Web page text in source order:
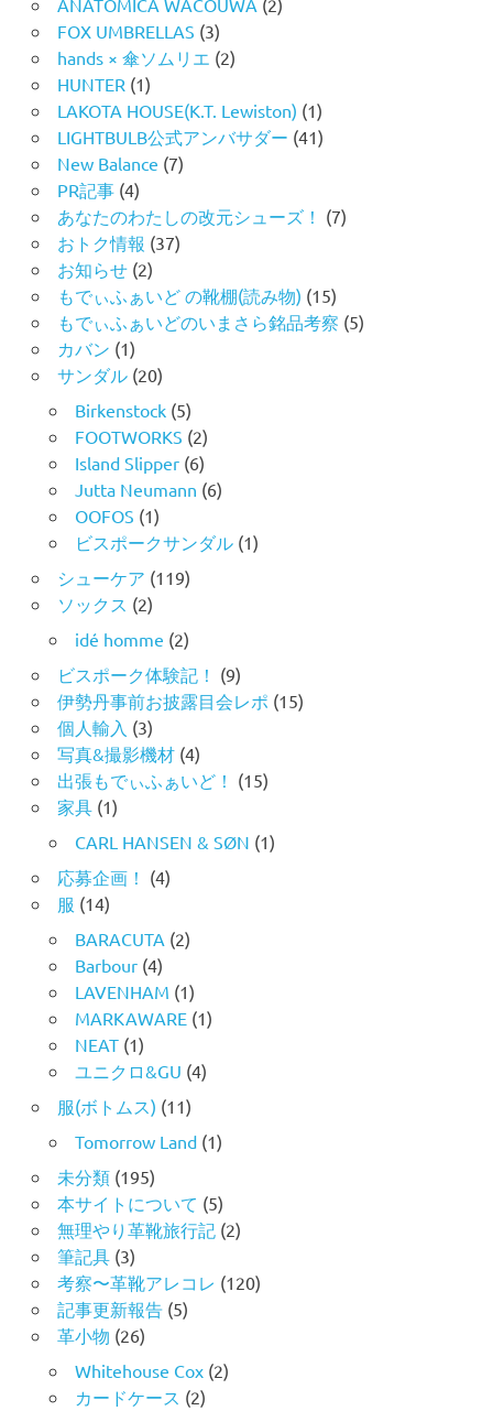
ANATOMICA WACOUWA (2)
FOX UMBRELLAS (3)
hands × 傘ソムリエ (2)
HUNTER (1)
LAKOTA HOUSE(K.T. Lewiston) (1)
LIGHTBULB公式アンバサダー (41)
New Balance (7)
PR記事(4)
あなたのわたしの改元シューズ！ (7)
おトク情報 (37)
お知らせ(2)
もでぃふぁいど の靴棚(読み物) (15)
もでぃふぁいどのいまさら銘品考察 (5)
カバン (1)
サンダル(20)
Birkenstock(5)
FOOTWORKS (2)
Island Slipper(6)
Jutta Neumann (6)
OOFOS (1)
ビスポークサンダル(1)
シューケア (119)
ソックス (2)
idé homme (2)
ビスポーク体験記！ (9)
伊勢丹事前お披露目会レポ (15)
個人輸入 (3)
写真&撮影機材(4)
出張もでぃふぁいど！ (15)
家具(1)
CARL HANSEN & SØN (1)
応募企画！ (4)
服 (14)
BARACUTA (2)
Barbour(4)
LAVENHAM (1)
MARKAWARE(1)
NEAT(1)
ユニクロ&GU (4)
服(ボトムス) (11)
Tomorrow Land(1)
未分類(195)
本サイトについて (5)
無理やり革靴旅行記(2)
筆記具(3)
考察〜革靴アレコレ (120)
記事更新報告(5)
革小物 (26)
Whitehouse Cox(2)
カードケース (2)